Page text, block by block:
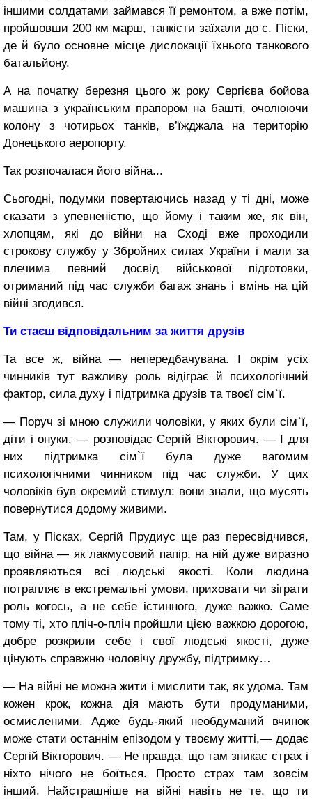
іншими солдатами займався її ремонтом, а вже потім,
пройшовши 200 км марш, танкісти заїхали до с. Піски,
де й було основне місце дислокації їхнього танкового
батальйону.
А на початку березня цього ж року Сергієва бойова
машина з українським прапором на башті, очолюючи
колону з чотирьох танків, в’їжджала на територію
Донецького аеропорту.
Так розпочалася його війна...
Сьогодні, подумки повертаючись назад у ті дні, може
сказати з упевненістю, що йому і таким же, як він,
хлопцям, які до війни на Сході вже проходили
строкову службу у Збройних силах України і мали за
плечима певний досвід військової підготовки,
отриманий під час служби багаж знань і вмінь на цій
війні згодився.
Ти стаєш відповідальним за життя друзів
Та все ж, війна — непередбачувана. І окрім усіх
чинників тут важливу роль відіграє й психологічний
фактор, сила духу і підтримка друзів та твоєї сім`ї.
— Поруч зі мною служили чоловіки, у яких були сім`ї,
діти і онуки, — розповідає Сергій Вікторович. — І для
них підтримка сім`ї була дуже вагомим
психологічними чинником під час служби. У цих
чоловіків був окремий стимул: вони знали, що мусять
повернутися додому живими.
Там, у Пісках, Сергій Прудиус ще раз пересвідчився,
що війна — як лакмусовий папір, на ній дуже виразно
проявляються всі людські якості. Коли людина
потрапляє в екстремальні умови, приховати чи зіграти
роль когось, а не себе істинного, дуже важко. Саме
тому ті, хто пліч-о-пліч пройшли цією важкою дорогою,
добре розкрили себе і свої людські якості, дуже
цінують справжню чоловічу дружбу, підтримку…
— На війні не можна жити і мислити так, як удома. Там
кожен крок, кожна дія мають бути продуманими,
осмисленими. Адже будь-який необдуманий вчинок
може стати останнім епізодом у твоєму житті,— додає
Сергій Вікторович. — Не правда, що там зникає страх і
ніхто нічого не боїться. Просто страх там зовсім
інший. Найстрашніше на війні навіть не те, що ти